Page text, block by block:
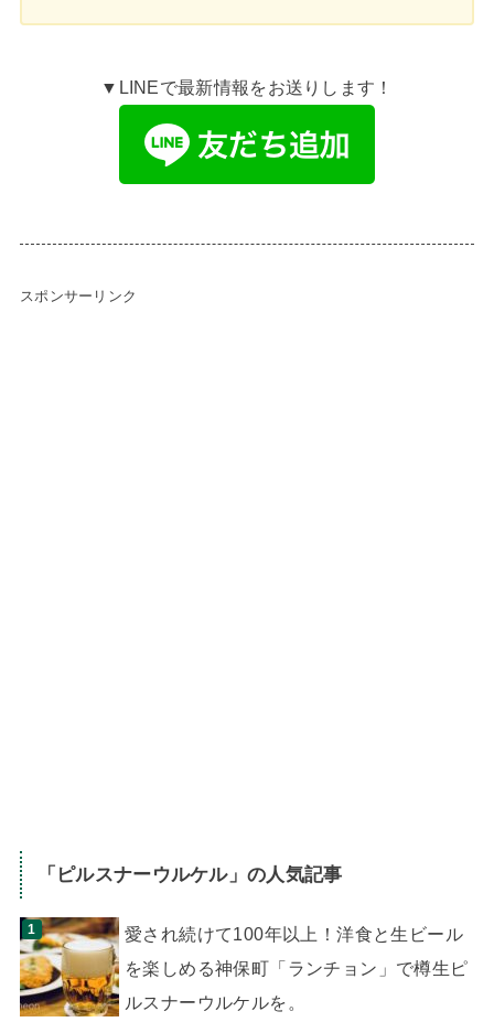
▼LINEで最新情報をお送りします！
スポンサーリンク
「 ピルスナーウルケル」の人気記事
愛され続けて100年以上！洋食と生ビール
を楽しめる神保町「ランチョン」で樽生ピ
ルスナーウルケルを。